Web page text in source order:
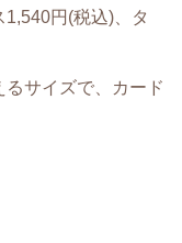
円(税込)、タ
サイズで、カード